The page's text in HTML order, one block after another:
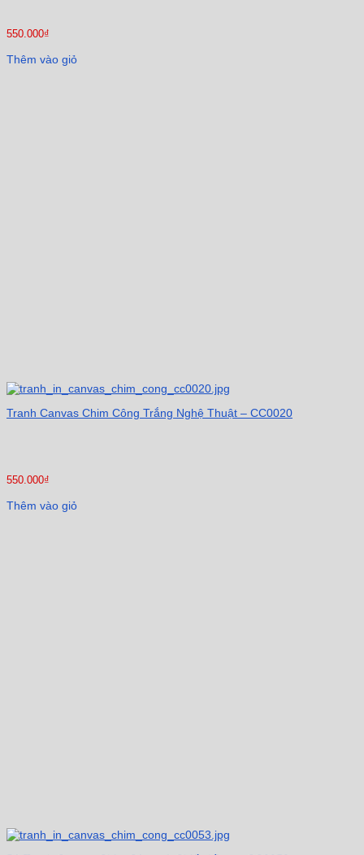
550.000₫
Thêm vào giỏ
Tranh Canvas Chim Công Trắng Nghệ Thuật – CC0020
550.000₫
Thêm vào giỏ